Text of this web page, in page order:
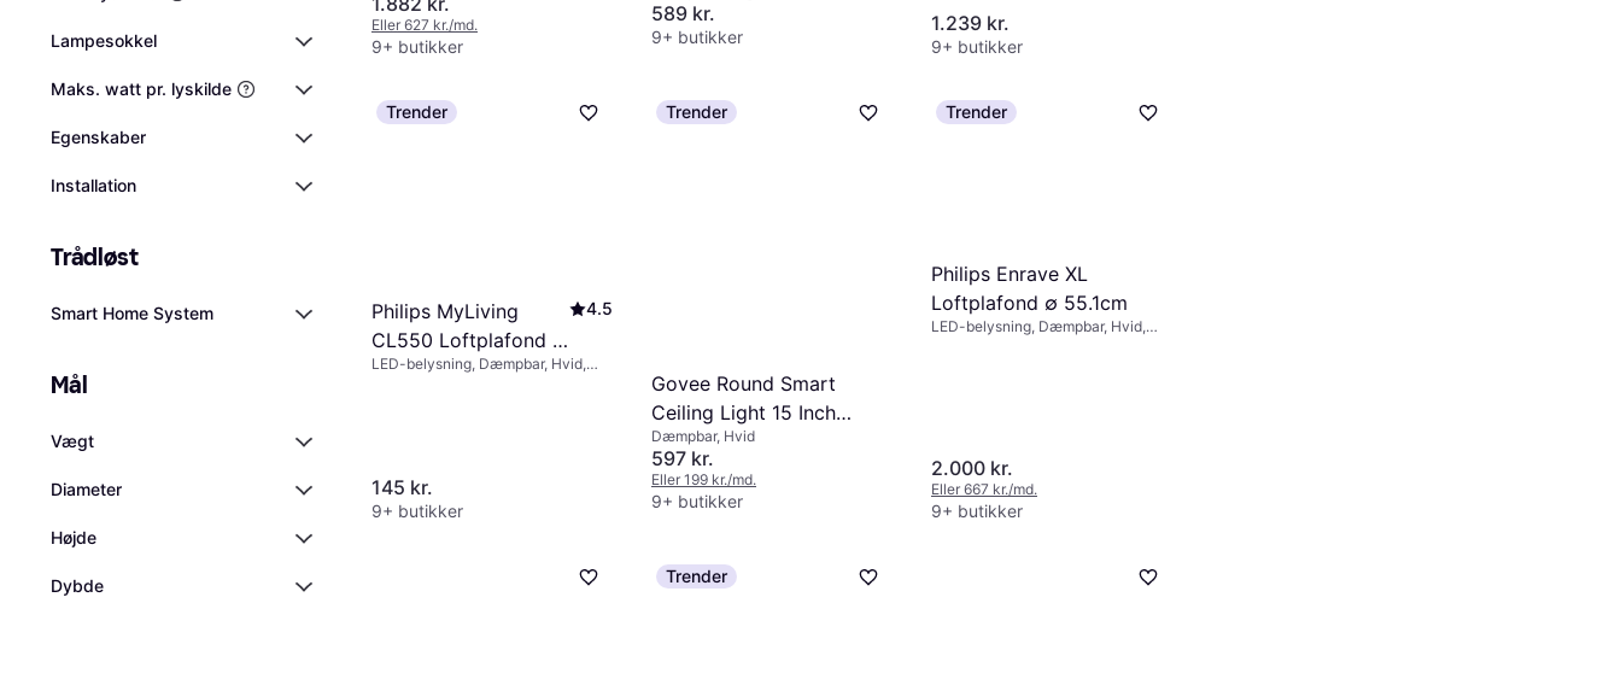
Lampesokkel
Maks. watt pr. lyskilde
Egenskaber
Installation
Trådløst
Smart Home System
Mål
Vægt
Diameter
Højde
Dybde
Eller 627 kr./md.
9+ butikker
589 kr.
9+ butikker
1.239 kr.
9+ butikker
Trender
Philips MyLiving
CL550 Loftplafond ∅
25cm
4.5
LED-belysning, Dæmpbar, Hvid,
145 kr.
9+ butikker
Trender
Govee Round Smart
Ceiling Light 15 Inch
Loftplafond
Dæmpbar, Hvid
597 kr.
Eller 199 kr./md.
9+ butikker
Trender
Philips Enrave XL
Loftplafond ∅ 55.1cm
LED-belysning, Dæmpbar, Hvid,
2.000 kr.
Eller 667 kr./md.
9+ butikker
Trender